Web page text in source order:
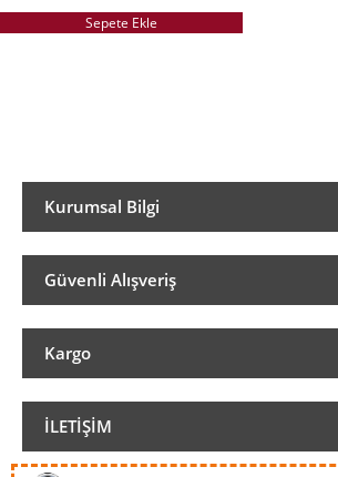
Sepete Ekle
Kurumsal Bilgi
Güvenli Alışveriş
Kargo
İLETIŞIM